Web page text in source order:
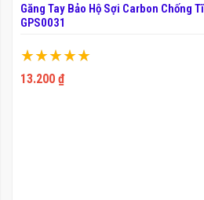
Găng Tay Bảo Hộ Sợi Carbon Chống
GPS0031
Xếp hạng:
100%
13.200 ₫